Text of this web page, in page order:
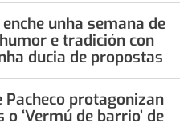
unha semana de
e tradición con
ducia de propostas
Pacheco protagonizan
o ‘Vermú de barrio’ de